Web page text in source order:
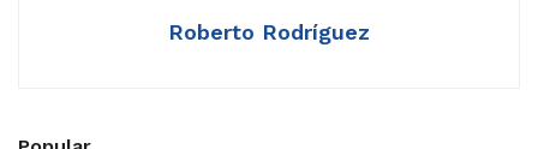
Roberto Rodríguez